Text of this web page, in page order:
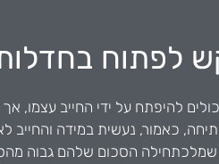
לפתוח
להיפתח על ידי החייב עצמו,
כאמור, נעשית במידה והחייב
שמלכתחילה הסכום שלהם גבוה